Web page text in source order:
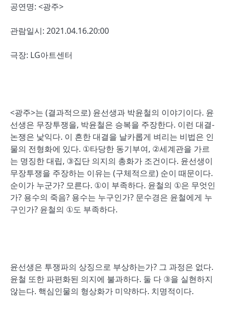
공연명: <광주>
관람일시: 2021.04.16.20:00
극장: LG아트센터
<광주>는 (결과적으로) 윤선생과 박윤철의 이야기이다. 윤
선생은 무장투쟁을, 박윤철은 승복을 주장한다. 이런 대결-
논쟁은 낯익다. 이 흔한 대결을 날카롭게 벼리는 비법은 인
물의 전형화에 있다. ①타당한 동기부여, ②세계관을 가르
는 명징한 대립, ③집단 의지의 총화가 조건이다. 윤선생이
무장투쟁을 주장하는 이유는 (구체적으로) 순이 때문이다.
순이가 누군가? 모른다. ①이 부족하다. 윤철의 ①은 무엇인
가? 용수의 죽음? 용수는 누구인가? 문수경은 윤철에게 누
구인가? 윤철의 ①도 부족하다.
윤선생은 투쟁파의 상징으로 부상하는가? 그 과정은 없다.
윤철 또한 파편화된 의지에 불과하다. 둘 다 ③을 실현하지
않는다. 핵심인물의 형상화가 미약하다. 치명적이다.